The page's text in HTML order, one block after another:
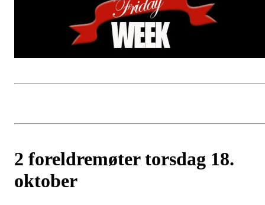
2 foreldremøter torsdag 18.
oktober